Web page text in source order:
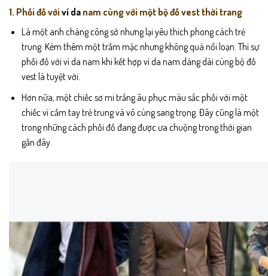
1. Phối đồ với ví da nam cùng với một bộ đồ vest thời trang
Là một anh chàng công sở nhưng lại yêu thích phong cách trẻ
trung. Kèm thêm một trầm mặc nhưng không quá nổi loạn. Thì sự
phối đồ với ví da nam khi kết hợp ví da nam dáng dài cùng bộ đồ
vest là tuyệt vời.
Hơn nữa, một chiếc sơ mi trắng âu phục màu sắc phối với một
chiếc ví cầm tay trẻ trung và vô cùng sang trọng. Đây cũng là một
trong những cách phối đồ đang được ưa chuộng trong thời gian
gần đây.